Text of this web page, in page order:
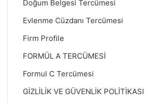
Doğum Belgesi Tercümesi
Evlenme Cüzdanı Tercümesi
Firm Profile
FORMÜL A TERCÜMESİ
Formul C Tercümesi
GİZLİLİK VE GÜVENLİK POLİTİKASI